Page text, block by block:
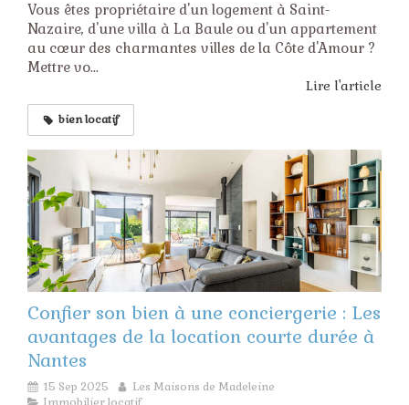
Vous êtes propriétaire d'un logement à Saint-
Nazaire, d'une villa à La Baule ou d'un appartement
au cœur des charmantes villes de la Côte d'Amour ?
Mettre vo...
Lire l'article
bien locatif
Confier son bien à une conciergerie : Les
avantages de la location courte durée à
Nantes
15 Sep 2025
Les Maisons de Madeleine
Immobilier locatif